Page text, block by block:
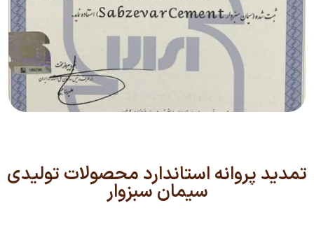
تمدید پروانه استاندارد محصولات تولیدی
سیمان سبزوار